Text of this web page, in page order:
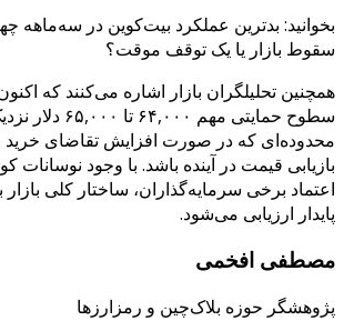
سقوط بازار یا یک توقف موقت؟
همچنین تحلیلگران بازار اشاره می‌کنند که
سطوح حمایتی مهم
محدوده‌ای که در صورت افزایش تقاضای خرید
بازیابی قیمت در آینده باشد. با وجود
اعتماد برخی سرمایه‌گذاران، ساختار کلی
پایدار ارزیابی می‌شود.
مصطفی افخمی
پژوهشگر حوزه بلاک‌چین و رمزارزها